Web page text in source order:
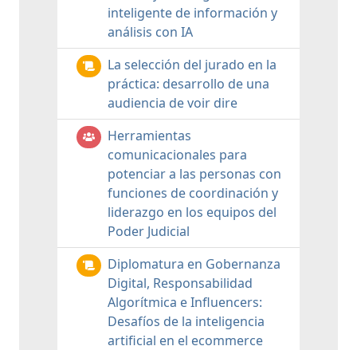
inteligente de información y
análisis con IA
La selección del jurado en la
práctica: desarrollo de una
audiencia de voir dire
Herramientas
comunicacionales para
potenciar a las personas con
funciones de coordinación y
liderazgo en los equipos del
Poder Judicial
Diplomatura en Gobernanza
Digital, Responsabilidad
Algorítmica e Influencers:
Desafíos de la inteligencia
artificial en el ecommerce